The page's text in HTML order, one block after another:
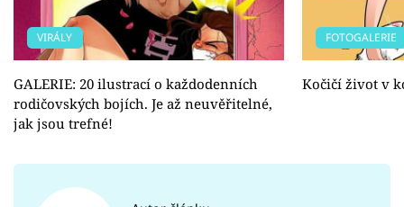
VIRÁLY
GALERIE: 20 ilustrací o každodenních
rodičovských bojích. Je až neuvěřitelné,
jak jsou trefné!
FOTOGALERIE
Kočičí život v